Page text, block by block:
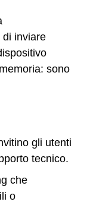
di inviare
sono
gli utenti
tecnico.
che
o